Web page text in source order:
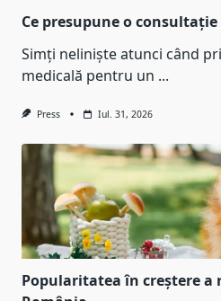
Ce presupune o
Simți neliniște atunci când
medicală pentru un ...
Press Iul. 31, 2026
Popularitatea în creștere a